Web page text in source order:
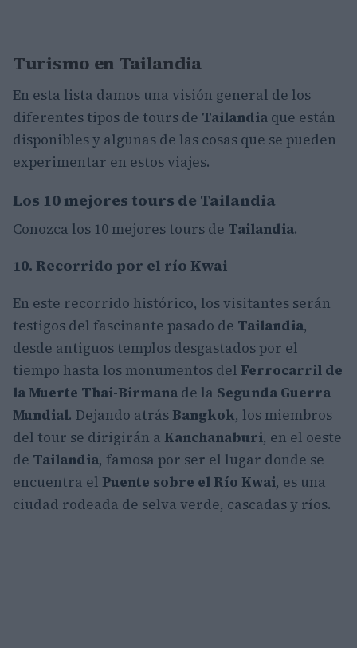
Turismo en Tailandia
En esta lista damos una visión general de los
diferentes tipos de tours de Tailandia que están
disponibles y algunas de las cosas que se pueden
experimentar en estos viajes.
Los 10 mejores tours de Tailandia
Conozca los 10 mejores tours de Tailandia.
10. Recorrido por el río Kwai
En este recorrido histórico, los visitantes serán
testigos del fascinante pasado de Tailandia,
desde antiguos templos desgastados por el
tiempo hasta los monumentos del Ferrocarril de
la Muerte Thai-Birmana de la Segunda Guerra
Mundial. Dejando atrás Bangkok, los miembros
del tour se dirigirán a Kanchanaburi, en el oeste
de Tailandia, famosa por ser el lugar donde se
encuentra el Puente sobre el Río Kwai, es una
ciudad rodeada de selva verde, cascadas y ríos.